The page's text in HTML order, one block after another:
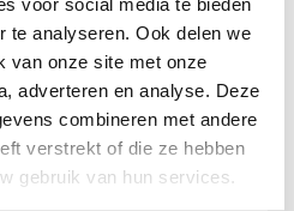
te analyseren. Ook delen we
van onze site met onze
adverteren en analyse. Deze
combineren met andere
verstrekt of die ze hebben
gebruik van hun services.
altijd heel groot
bereikt. Als je het
houdt kom je
leuker is en je beter